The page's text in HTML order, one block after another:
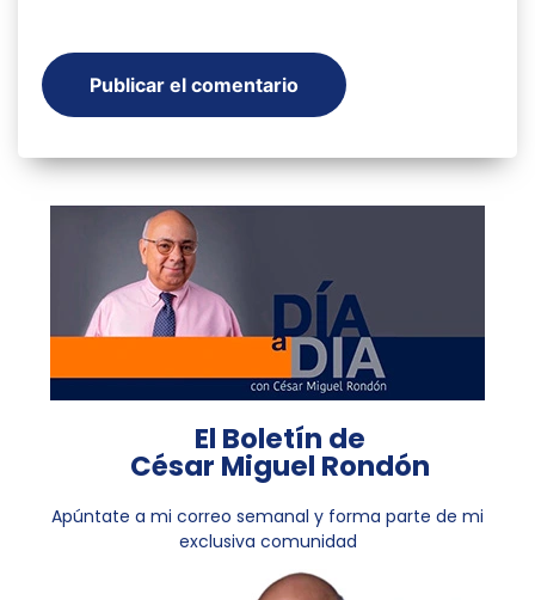
El Boletín de
César Miguel Rondón
Apúntate a mi correo semanal y forma parte de mi
exclusiva comunidad